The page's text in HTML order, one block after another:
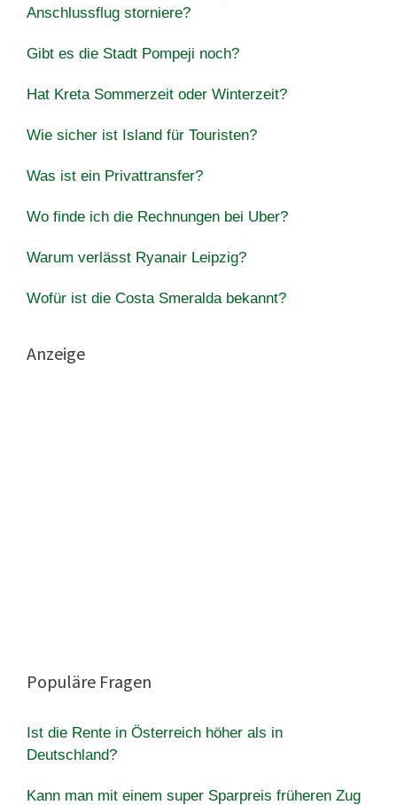
Anschlussflug storniere?
Gibt es die Stadt Pompeji noch?
Hat Kreta Sommerzeit oder Winterzeit?
Wie sicher ist Island für Touristen?
Was ist ein Privattransfer?
Wo finde ich die Rechnungen bei Uber?
Warum verlässt Ryanair Leipzig?
Wofür ist die Costa Smeralda bekannt?
Anzeige
Populäre Fragen
Ist die Rente in Österreich höher als in
Deutschland?
Kann man mit einem super Sparpreis früheren Zug